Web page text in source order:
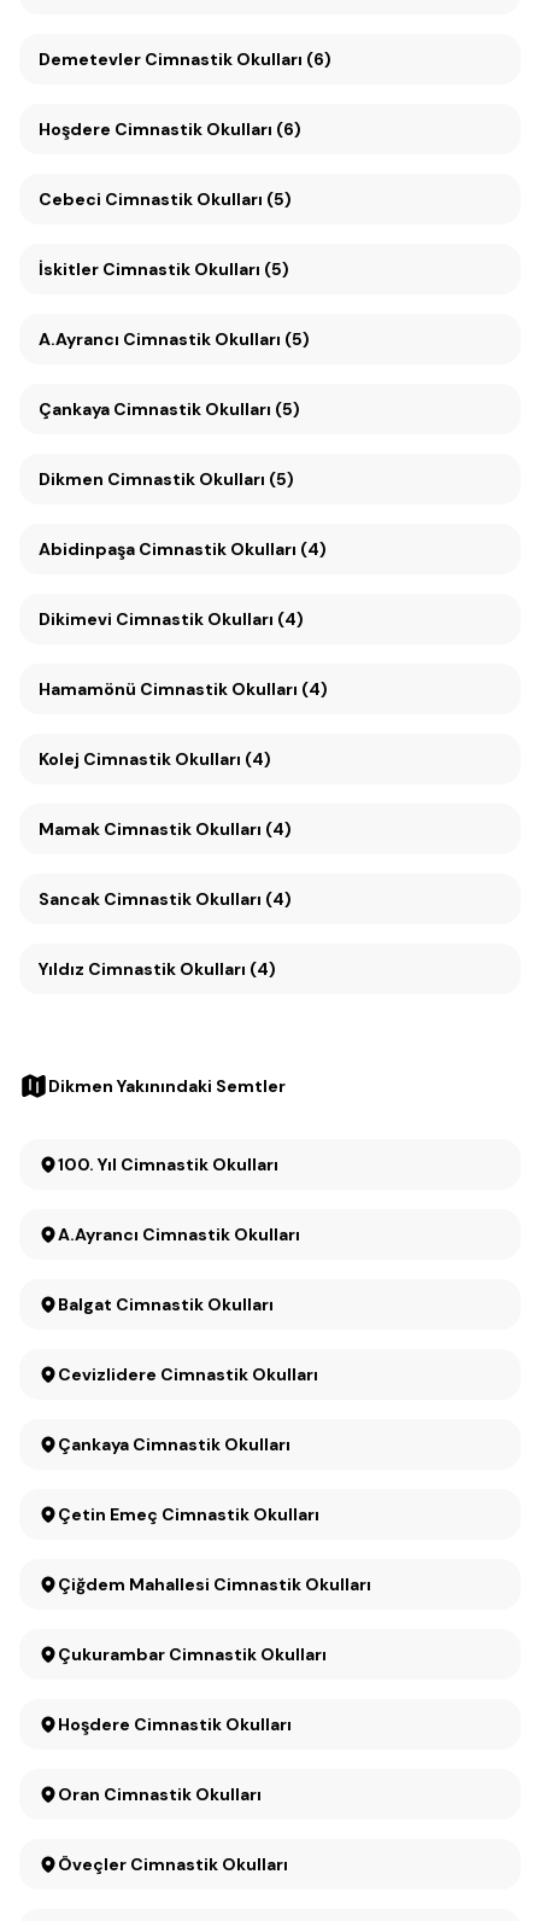
Demetevler Cimnastik Okulları (6)
Hoşdere Cimnastik Okulları (6)
Cebeci Cimnastik Okulları (5)
İskitler Cimnastik Okulları (5)
A.Ayrancı Cimnastik Okulları (5)
Çankaya Cimnastik Okulları (5)
Dikmen Cimnastik Okulları (5)
Abidinpaşa Cimnastik Okulları (4)
Dikimevi Cimnastik Okulları (4)
Hamamönü Cimnastik Okulları (4)
Kolej Cimnastik Okulları (4)
Mamak Cimnastik Okulları (4)
Sancak Cimnastik Okulları (4)
Yıldız Cimnastik Okulları (4)
Dikmen Yakınındaki Semtler
100. Yıl Cimnastik Okulları
A.Ayrancı Cimnastik Okulları
Balgat Cimnastik Okulları
Cevizlidere Cimnastik Okulları
Çankaya Cimnastik Okulları
Çetin Emeç Cimnastik Okulları
Çiğdem Mahallesi Cimnastik Okulları
Çukurambar Cimnastik Okulları
Hoşdere Cimnastik Okulları
Oran Cimnastik Okulları
Öveçler Cimnastik Okulları